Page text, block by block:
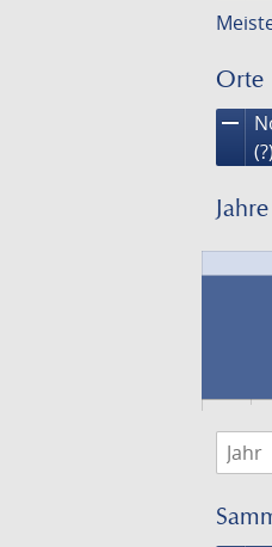
Orte
remove
(?)
Jahre
1474